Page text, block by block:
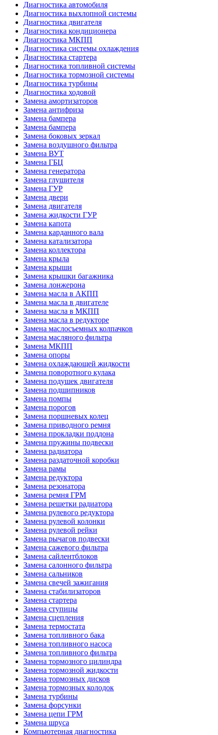
Диагностика автомобиля
Диагностика выхлопной системы
Диагностика двигателя
Диагностика кондиционера
Диагностика МКПП
Диагностика системы охлаждения
Диагностика стартера
Диагностика топливной системы
Диагностика тормозной системы
Диагностика турбины
Диагностика ходовой
Замена амортизаторов
Замена антифриза
Замена бампера
Замена бампера
Замена боковых зеркал
Замена воздушного фильтра
Замена ВУТ
Замена ГБЦ
Замена генератора
Замена глушителя
Замена ГУР
Замена двери
Замена двигателя
Замена жидкости ГУР
Замена капота
Замена карданного вала
Замена катализатора
Замена коллектора
Замена крыла
Замена крыши
Замена крышки багажника
Замена лонжерона
Замена масла в АКПП
Замена масла в двигателе
Замена масла в МКПП
Замена масла в редукторе
Замена маслосъемных колпачков
Замена масляного фильтра
Замена МКПП
Замена опоры
Замена охлаждающей жидкости
Замена поворотного кулака
Замена подушек двигателя
Замена подшипников
Замена помпы
Замена порогов
Замена поршневых колец
Замена приводного ремня
Замена прокладки поддона
Замена пружины подвески
Замена радиатора
Замена раздаточной коробки
Замена рамы
Замена редуктора
Замена резонатора
Замена ремня ГРМ
Замена решетки радиатора
Замена рулевого редуктора
Замена рулевой колонки
Замена рулевой рейки
Замена рычагов подвески
Замена сажевого фильтра
Замена сайлентблоков
Замена салонного фильтра
Замена сальников
Замена свечей зажигания
Замена стабилизаторов
Замена стартера
Замена ступицы
Замена сцепления
Замена термостата
Замена топливного бака
Замена топливного насоса
Замена топливного фильтра
Замена тормозного цилиндра
Замена тормозной жидкости
Замена тормозных дисков
Замена тормозных колодок
Замена турбины
Замена форсунки
Замена цепи ГРМ
Замена шруса
Компьютерная диагностика